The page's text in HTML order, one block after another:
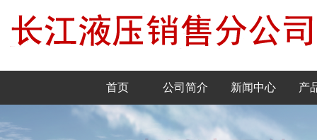
首页 公司简介 新闻中心 产